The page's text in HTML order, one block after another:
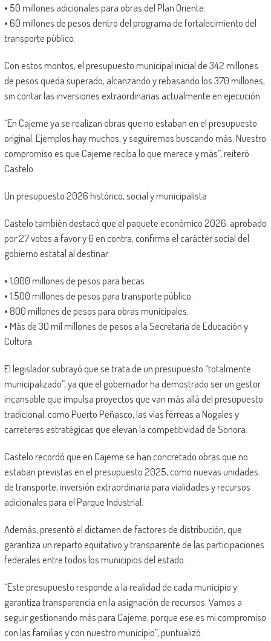
• 50 millones adicionales para obras del Plan Oriente.
• 60 millones de pesos dentro del programa de fortalecimiento del
transporte público.
Con estos montos, el presupuesto municipal inicial de 342 millones
de pesos queda superado, alcanzando y rebasando los 370 millones,
sin contar las inversiones extraordinarias actualmente en ejecución.
“En Cajeme ya se realizan obras que no estaban en el presupuesto
original. Ejemplos hay muchos, y seguiremos buscando más. Nuestro
compromiso es que Cajeme reciba lo que merece y más”, reiteró
Castelo.
Un presupuesto 2026 histórico, social y municipalista
Castelo también destacó que el paquete económico 2026, aprobado
por 27 votos a favor y 6 en contra, confirma el carácter social del
gobierno estatal al destinar:
• 1,000 millones de pesos para becas.
• 1,500 millones de pesos para transporte público.
• 800 millones de pesos para obras municipales.
• Más de 30 mil millones de pesos a la Secretaría de Educación y
Cultura.
El legislador subrayó que se trata de un presupuesto “totalmente
municipalizado”, ya que el gobernador ha demostrado ser un gestor
incansable que impulsa proyectos que van más allá del presupuesto
tradicional, como Puerto Peñasco, las vías férreas a Nogales y
carreteras estratégicas que elevan la competitividad de Sonora.
Castelo recordó que en Cajeme se han concretado obras que no
estaban previstas en el presupuesto 2025, como nuevas unidades
de transporte, inversión extraordinaria para vialidades y recursos
adicionales para el Parque Industrial.
Además, presentó el dictamen de factores de distribución, que
garantiza un reparto equitativo y transparente de las participaciones
federales entre todos los municipios del estado.
“Este presupuesto responde a la realidad de cada municipio y
garantiza transparencia en la asignación de recursos. Vamos a
seguir gestionando más para Cajeme, porque ese es mi compromiso
con las familias y con nuestro municipio”, puntualizó.